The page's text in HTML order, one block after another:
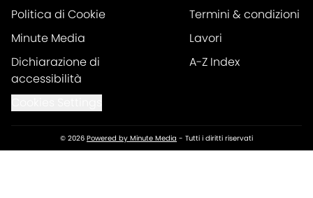
Politica di Cookie
Termini & condizioni
Minute Media
Lavori
Dichiarazione di
accessibilità
A-Z Index
© 2026 Powered by Minute Media - Tutti i diritti riservati